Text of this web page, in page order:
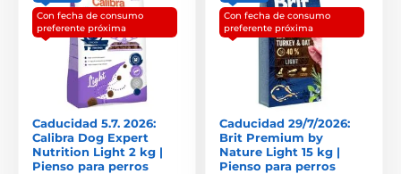
Con fecha de consumo
preferente próxima
Caducidad 5.7. 2026:
Calibra Dog Expert
Nutrition Light 2 kg |
Pienso para perros
Con fecha de consumo
preferente próxima
Caducidad 29/7/2026:
Brit Premium by
Nature Light 15 kg |
Pienso para perros